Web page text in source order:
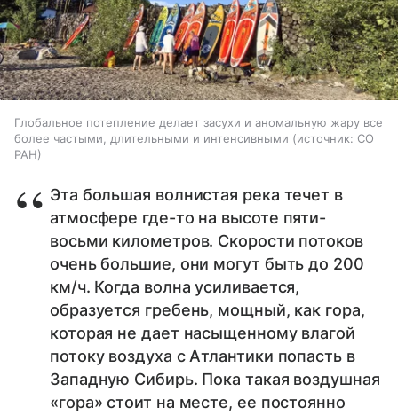
Глобальное потепление делает засухи и аномальную жару все
более частыми, длительными и интенсивными
источник: СО
РАН
Эта большая волнистая река течет в
атмосфере где-то на высоте пяти-
восьми километров. Скорости потоков
очень большие, они могут быть до 200
км/ч. Когда волна усиливается,
образуется гребень, мощный, как гора,
которая не дает насыщенному влагой
потоку воздуха с Атлантики попасть в
Западную Сибирь. Пока такая воздушная
«гора» стоит на месте, ее постоянно